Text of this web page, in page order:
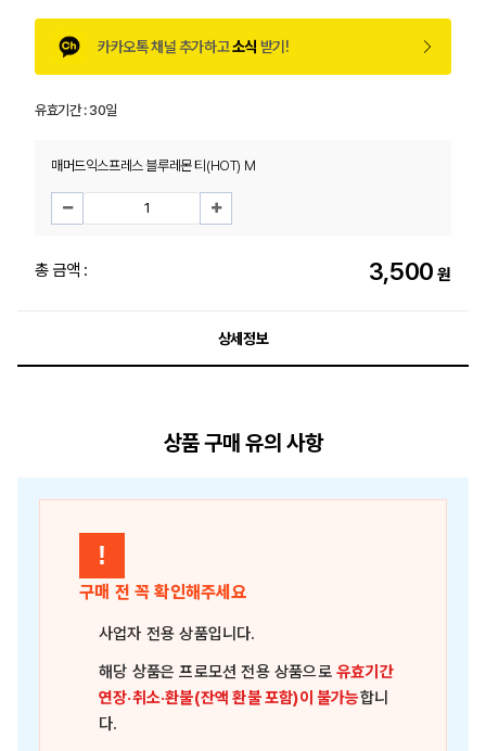
카카오톡 채널 추가하고소식 받기!
유효기간 :30일
매머드익스프레스 블루레몬 티(HOT) M
총 금액 : 3,500 원
상세정보
상품 구매 유의 사항
!
구매 전 꼭 확인해주세요
사업자 전용 상품입니다.
해당 상품은프로모션 전용 상품으로유효기간
연장·취소·환불(잔액 환불 포함)이 불가능합니
다.